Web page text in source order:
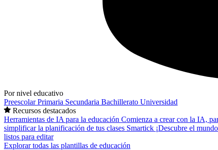
Por nivel educativo
PreescolarPrimaria Secundaria Bachillerato Universidad
Recursos destacados
Herramientas de IA para la educación Comienza a crear con la IA,
simplificar la planificación de tus clases Smartick ¡Descubre el
listos para editar
Explorar todas las plantillas de educación